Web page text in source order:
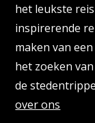
het leukste
inspirerende
maken van
het zoeken
de
over ons